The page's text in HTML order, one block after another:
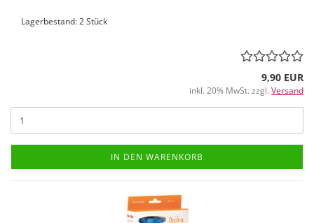
Lagerbestand: 2 Stück
9,90 EUR
inkl. 20% MwSt. zzgl. Versand
IN DEN WARENKORB